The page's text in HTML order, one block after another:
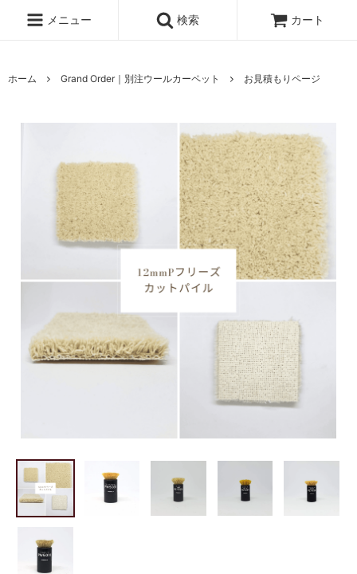
メニュー 検索 カート
ホーム Grand Order｜別注ウールカーペット お見積もりページ